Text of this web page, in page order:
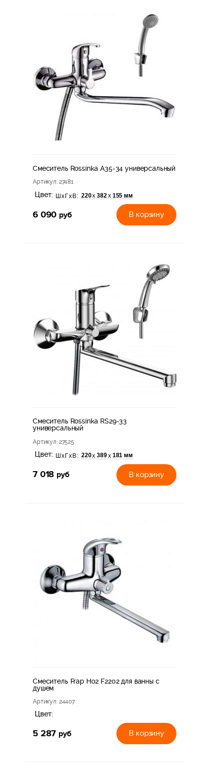
Смеситель Rossinka A35-34 универсальный
Артикул: 27481
Цвет: ШхГхВ: 220х 382 х 155 мм
6 090 руб В корзину
Смеситель Rossinka RS29-33
универсальный
Артикул: 27525
Цвет: ШхГхВ: 220х 389х 181 мм
7 018 руб В корзину
Смеситель Frap H02 F2202 для ванны с
душем
Артикул: 24407
Цвет:
5 287 руб В корзину